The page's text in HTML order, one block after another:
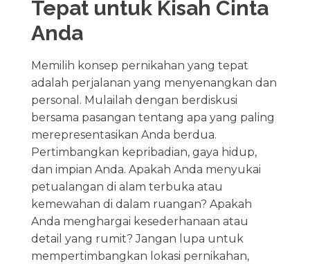
Tepat untuk Kisah Cinta
Anda
Memilih konsep pernikahan yang tepat
adalah perjalanan yang menyenangkan dan
personal. Mulailah dengan berdiskusi
bersama pasangan tentang apa yang paling
merepresentasikan Anda berdua.
Pertimbangkan kepribadian, gaya hidup,
dan impian Anda. Apakah Anda menyukai
petualangan di alam terbuka atau
kemewahan di dalam ruangan? Apakah
Anda menghargai kesederhanaan atau
detail yang rumit? Jangan lupa untuk
mempertimbangkan lokasi pernikahan,